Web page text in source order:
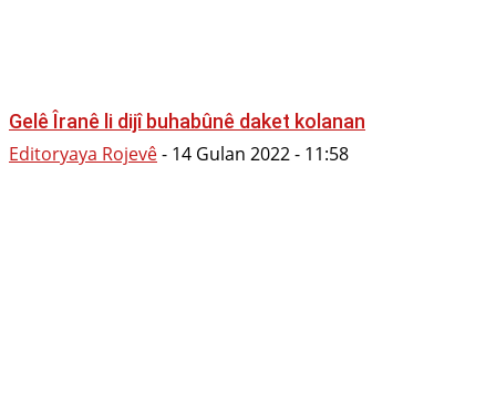
Gelê Îranê li dijî buhabûnê daket kolanan
Editoryaya Rojevê- 14 Gulan 2022 - 11:58